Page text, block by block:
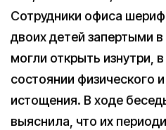
Сотрудники офиса
двоих детей запертыми
могли открыть изнутри,
состоянии физического
истощения. В ходе
выяснила, что их